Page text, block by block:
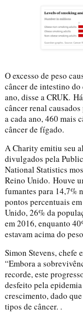
O excesso de peso
câncer de intestino
ano, disse a CRUK.
câncer renal
a cada ano, 460 mais
câncer de fígado.
A Charity emitiu seu
divulgados pela Public
National Statistics
Reino Unido. Houve
fumantes para 14,7%
pontos percentuais
Unido, 26% da
em 2016, enquanto
estavam acima do
Simon Stevens, chefe
“Embora a
recorde, este
desfeito pela
crescimento, dado
tipos de câncer. .